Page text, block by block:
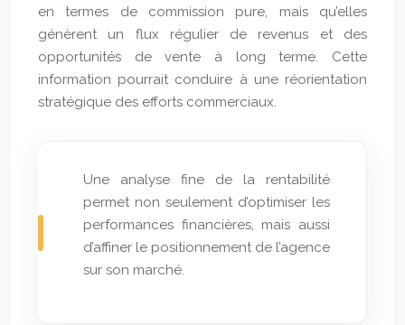
en termes de commission pure, mais qu’elles
génèrent un flux régulier de revenus et des
opportunités de vente à long terme. Cette
information pourrait conduire à une réorientation
stratégique des efforts commerciaux.
Une analyse fine de la rentabilité
permet non seulement d’optimiser les
performances financières, mais aussi
d’affiner le positionnement de l’agence
sur son marché.